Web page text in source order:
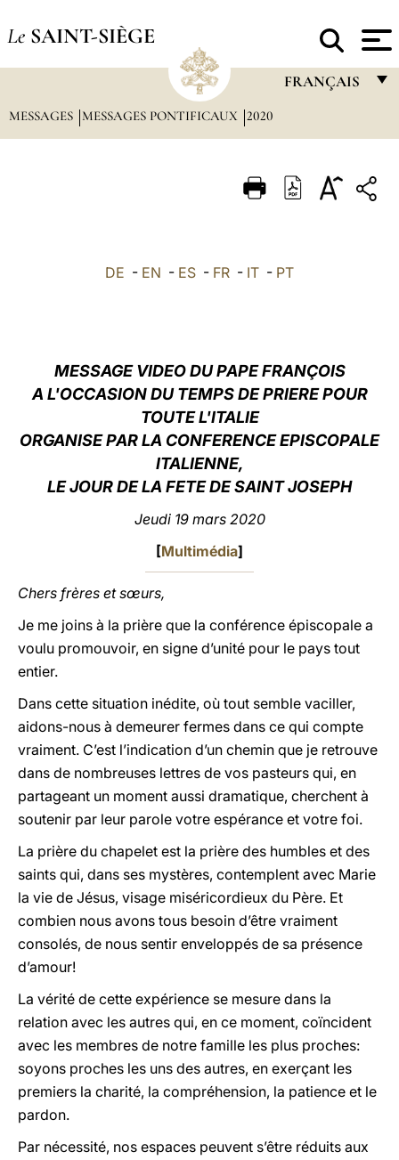
Le SAINT-SIÈGE
FRANÇAIS
ITALIANO
中文
MESSAGES MESSAGES PONTIFICAUX 2020
DE - EN - ES - FR - IT - PT
MESSAGE VIDEODU PAPEFRANÇOIS
A L'OCCASION DU TEMPS DE PRIERE POUR
TOUTE L'ITALIE
ORGANISE PAR LA CONFERENCE EPISCOPALE
ITALIENNE,
LE JOUR DE LA FETE DE SAINT JOSEPH
Jeudi 19 mars 2020
[Multimédia]
Chers frères et sœurs,
Je me joins à la prière que la conférence épiscopale a
voulu promouvoir, en signe d’unité pour le pays tout
entier.
Dans cette situation inédite, où tout semble vaciller,
aidons-nous à demeurer fermes dans ce qui compte
vraiment. C’est l’indication d’un chemin que je retrouve
dans de nombreuses lettres de vos pasteurs qui, en
partageant un moment aussi dramatique, cherchent à
soutenir par leur parole votre espérance et votre foi.
La prière du chapelet est la prière des humbles et des
saints qui, dans ses mystères, contemplent avec Marie
la vie de Jésus, visage miséricordieux du Père. Et
combien nous avons tous besoin d’être vraiment
consolés, de nous sentir enveloppés de sa présence
d’amour!
La vérité de cette expérience se mesure dans la
relation avec les autres qui, en ce moment, coïncident
avec les membres de notre famille les plus proches:
soyons proches les uns des autres, en exerçant les
premiers la charité, la compréhension, la patience et le
pardon.
Par nécessité, nos espaces peuvent s’être réduits aux